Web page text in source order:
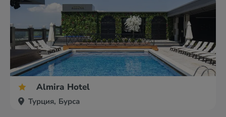
Almira Hotel
Турция, Бурса